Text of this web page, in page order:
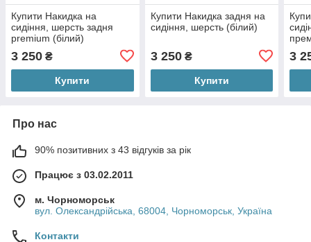
Купити Накидка на
сидіння, шерсть задня
premium (білий)
3 250 ₴
Купити
Купити Накидка задня на
сидіння, шерсть (білий)
3 250₴
Купити
3
Про нас
90% позитивних з 43 відгуків за рік
Працює з 03.02.2011
м. Чорноморськ
вул. Олександрійська, 68004, Чорноморськ, Україна
Контакти